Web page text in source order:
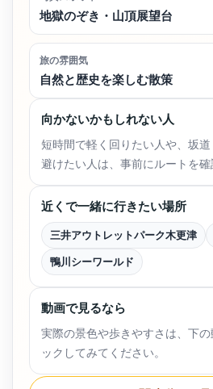
地獄のぞき・山頂展望台
旅の雰囲気
自然と歴史を楽しむ散策
向かないかもしれない人
短時間で軽く回りたい人や、坂
避けたい人は、事前にルートを確
近くで一緒に行きたい場所
三井アウトレットパーク木更津
鴨川シーワールド
動画で見るなら
実際の景色や歩きやすさは、下
ックしてみてください。